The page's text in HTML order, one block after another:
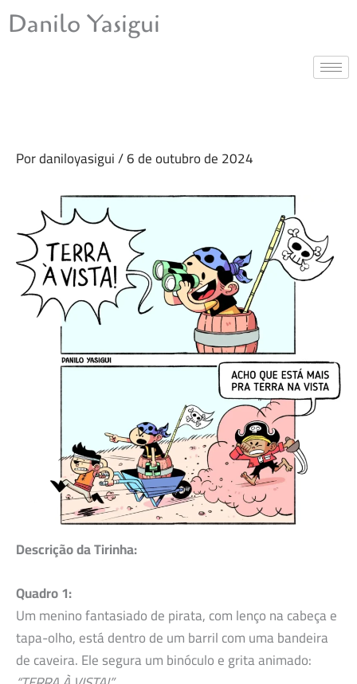
para
Danilo Yasigui
Pordaniloyasigui/6 de outubro de 2024
Descrição da Tirinha:
Quadro 1:
Um menino fantasiado de pirata, com lenço na cabeça e
tapa-olho, está dentro de um barril com uma bandeira
de caveira. Ele segura um binóculo e grita animado: